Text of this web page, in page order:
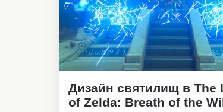
Дизайн святилищ в The
of Zelda: Breath of the